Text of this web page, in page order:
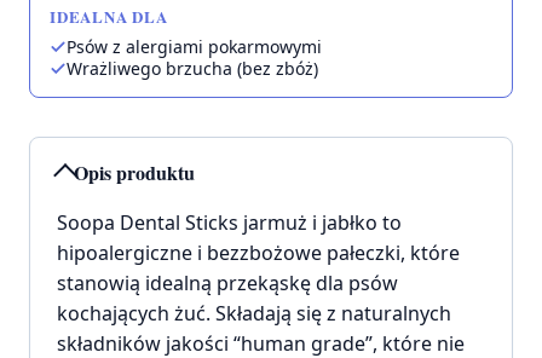
Opis produktu
Soopa Dental Sticks jarmuż i jabłko to
hipoalergiczne i bezzbożowe pałeczki, które
stanowią idealną przekąskę dla psów
kochających żuć. Składają się z naturalnych
składników jakości “human grade”, które nie
IDEALNA DLA
Psów z alergiami pokarmowymi
Wrażliwego brzucha (bez zbóż)